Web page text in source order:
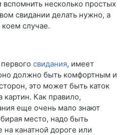
вспомнить несколько простых
свидании делать нужно, а
коем случае.
свидания, имеет
должно быть комфортным и
это может быть каток
картин. Как правило,
еще очень мало знают
место, надо быть
на канатной дороге или